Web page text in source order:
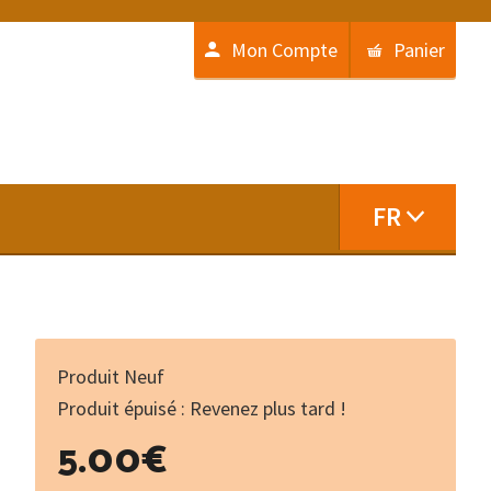
Mon Compte Panier
FR
Produit Neuf
Produit épuisé : Revenez plus tard !
5.00€